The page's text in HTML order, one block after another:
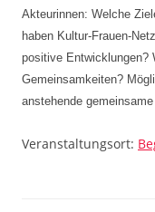
Akteurinnen: Welche
haben Kultur-Frauen-
positive Entwicklungen?
Gemeinsamkeiten?
anstehende
Veranstaltungsort: